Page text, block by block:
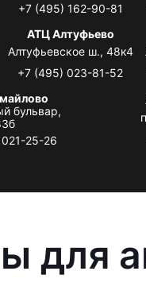
+7 (495) 162-90-81
АТЦ Алтуфьево
Алтуфьевское ш., 48к4
+7 (495) 023-81-52
бульвар,
25-26
для